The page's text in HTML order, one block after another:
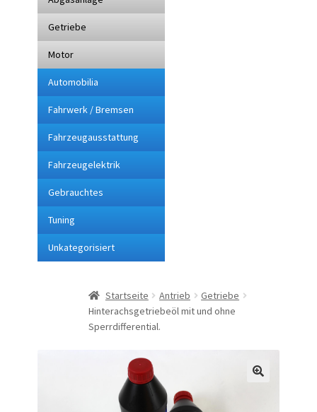
Impressum
Kasse
Lieferung
Mein Konto
Startseite
Suchbegriffe
Versandarten
Getriebe
Motor
Automobilia
Fahrwerk / Bremsen
Fahrzeugausstattung
Fahrzeugelektrik
Gebrauchtes
Tuning
Unkategorisiert
Startseite Antrieb
Getriebe
Hinterachsgetriebeöl mit und ohne
Sperrdifferential.